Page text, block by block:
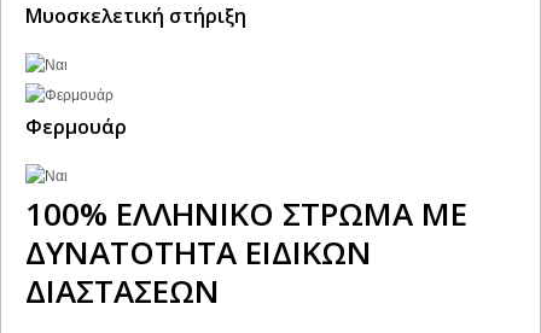
Μυοσκελετική στήριξη
Φερμουάρ
100% EΛΛΗΝΙΚΟ ΣΤΡΩΜΑ ΜΕ
ΔΥΝΑΤΟΤΗΤΑ ΕΙΔΙΚΩΝ
ΔΙΑΣΤΑΣΕΩΝ